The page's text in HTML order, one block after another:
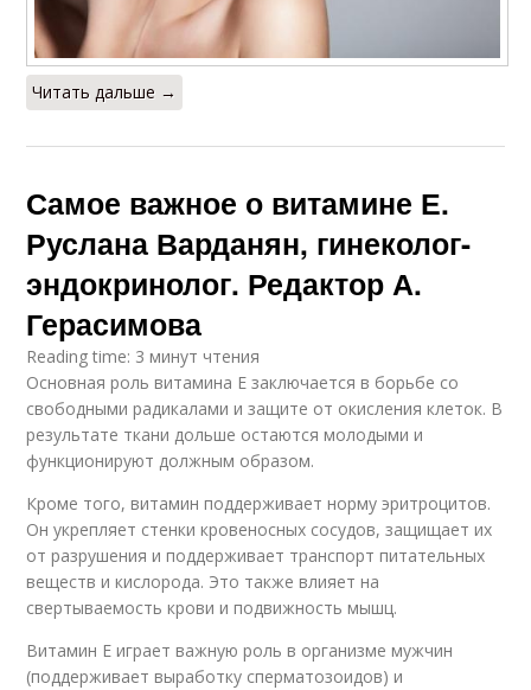
Читать дальше →
Самое важное о витамине Е.
Руслана Варданян, гинеколог-
эндокринолог. Редактор А.
Герасимова
Reading time: 3 минут чтения
Основная роль витамина Е заключается в борьбе со
свободными радикалами и защите от окисления клеток. В
результате ткани дольше остаются молодыми и
функционируют должным образом.
Кроме того, витамин поддерживает норму эритроцитов.
Он укрепляет стенки кровеносных сосудов, защищает их
от разрушения и поддерживает транспорт питательных
веществ и кислорода. Это также влияет на
свертываемость крови и подвижность мышц.
Витамин Е играет важную роль в организме мужчин
(поддерживает выработку сперматозоидов) и